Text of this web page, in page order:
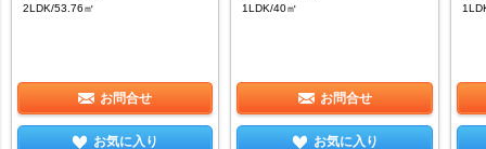
2LDK/53.76㎡
お問合せ
お気に入り
1LDK/40㎡
お問合せ
お気に入り